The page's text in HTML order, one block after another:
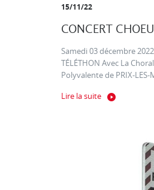
15/11/22
CONCERT
Samedi 03 décembre
TÉLÉTHON Avec La
Polyvalente de PRIX-LES-
Lire la suite